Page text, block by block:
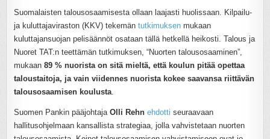
Suomalaisten talousosaamisesta ollaan laajasti huolissaan. Kilpailu-
ja kuluttajaviraston (KKV) tekemäntutkimuksenmukaan
kuluttajansuojan pelisäännöt osataan tällä hetkellä heikosti. Talous ja
Nuoret TAT:n teettämän tutkimuksen, “Nuorten talousosaaminen”,
mukaan89 % nuorista on sitä mieltä, että koulun pitää opettaa
taloustaitoja, ja vain viidennes nuorista kokee saavansa riittävän
talousosaamisen koulusta.
Suomen Pankin pääjohtajaOlli Rehnehdotti seuraavaan
hallitusohjelmaan kansallista strategiaa, jolla vahvistetaan nuorten